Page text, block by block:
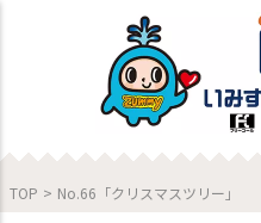
TOP > No.66「クリスマスツリー」